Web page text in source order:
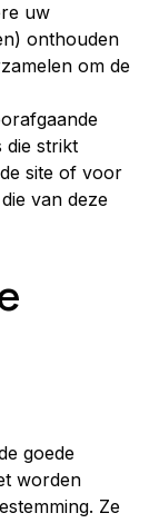
uw
onthouden
om de
die strikt
site of voor
van deze
goede
worden
Ze